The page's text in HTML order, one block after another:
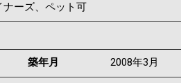
ナーズ、ペット可
築年月 2008年3月